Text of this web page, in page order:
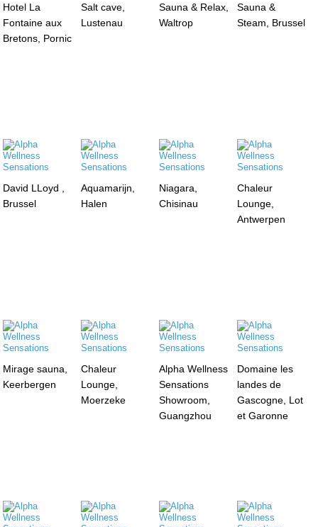
Hotel La
Fontaine aux
Bretons, Pornic
Salt cave,
Lustenau
Sauna & Relax,
Waltrop
Sauna &
Steam, Brussel
David LLoyd ,
Brussel
Aquamarijn,
Halen
Niagara,
Chisinau
Chaleur
Lounge,
Antwerpen
Mirage sauna,
Keerbergen
Chaleur
Lounge,
Moerzeke
Alpha Wellness
Sensations
Showroom,
Guangzhou
Domaine les
landes de
Gascogne, Lot
et Garonne